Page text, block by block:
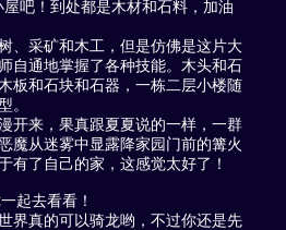
吧！到处都是木材和石料，加油
、采矿和木工，但是仿佛是这片大
自通地掌握了各种技能。木头和石
板和石块和石器，一栋二层小楼随
。
开来，果真跟夏夏说的一样，一群
魔从迷雾中显露降家园门前的篝火
有了自己的家，这感觉太好了！
起去看看！
真的可以骑龙哟，不过你还是先